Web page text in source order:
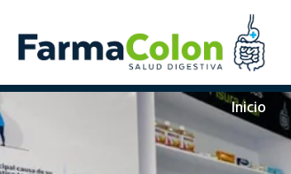
Inicio